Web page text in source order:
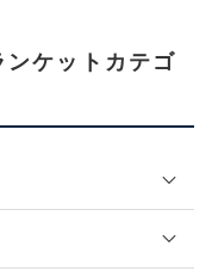
ケットカテゴ